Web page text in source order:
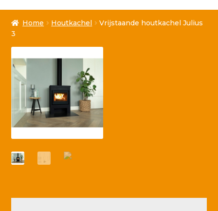
Afrekenen
Algemene voorwaarden
Betaling geannuleerd
Betaling voltooid
Contact
FAQ
Home Houtkachel
Vrijstaande houtkachel Julius
3